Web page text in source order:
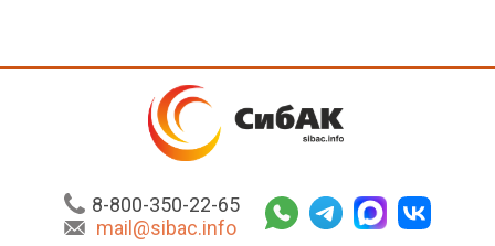
8-800-350-22-65
mail@sibac.info